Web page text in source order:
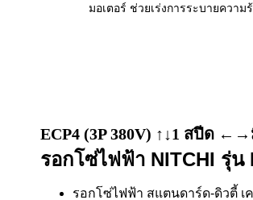
มอเตอร์ ช่วยเร่งการระบายความ
ECP4 (3P 380V) ↑↓1 สปีด
รอกโซ่ไฟฟ้า NITCHI รุ่น
รอกโซ่ไฟฟ้า สแตนดาร์ด-ดิวตี้ เ